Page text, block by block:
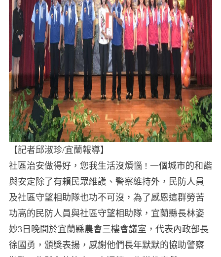
【記者邱淑珍/宜蘭報導】
社區治安做得好，您我生活沒煩惱 ! 一個城市的和諧
與安定除了有賴民眾維護、警察維持外，民防人員
及社區守望相助隊也功不可沒，為了感恩這群勞苦
功高的民防人員與社區守望相助隊，宜蘭縣長林姿
妙3日晚間於宜蘭縣農會三樓會議室，代表內政部長
徐國勇，頒獎表揚，感謝他們長年默默的協助警察